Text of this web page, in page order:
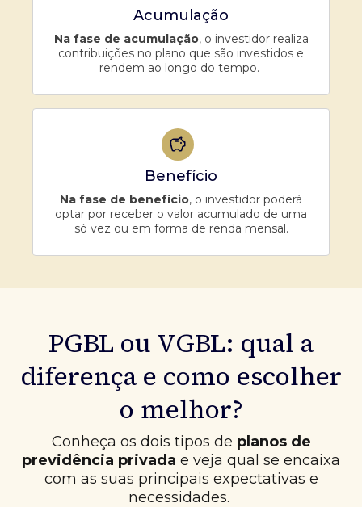
Acumulação
Na fase de acumulação, o investidor realiza
contribuições no plano que são investidos e
rendem ao longo do tempo.
Benefício
Na fase de benefício, o investidor poderá
optar por receber o valor acumulado de uma
só vez ou em forma de renda mensal.
PGBL ou VGBL: qual a
diferença e como escolher
o melhor?
Conheça os dois tipos de planos de
previdência privada e veja qual se encaixa
com as suas principais expectativas e
necessidades.